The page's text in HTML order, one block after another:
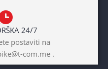
24/7
postaviti na
com.me .